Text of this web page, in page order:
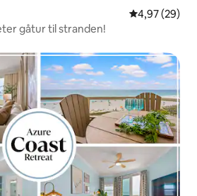
4,97 ud af 5 i
4,97 (29)
200 meter gåtur til stranden!